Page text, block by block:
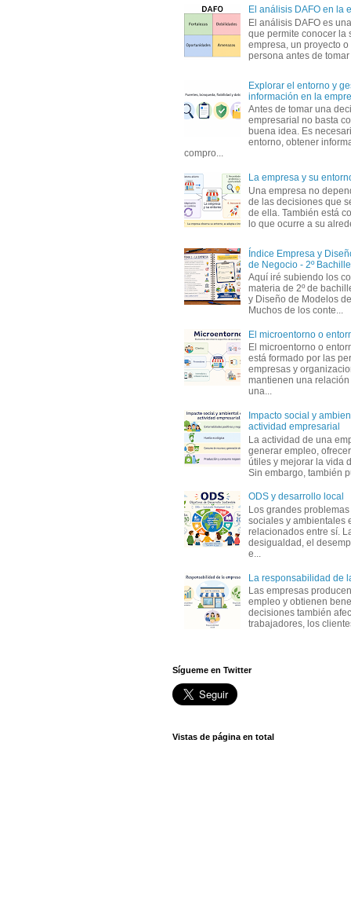
El análisis DAFO en la
El análisis DAFO es
que permite conocer la
empresa, un proyecto
persona antes de
Explorar el entorno y
información en la
Antes de tomar una
empresarial no basta
buena idea. Es
entorno, obtener
compro...
La empresa y su
Una empresa no
de las decisiones que
de ella. También está
lo que ocurre a su
Índice Empresa y
de Negocio - 2º
Aquí iré subiendo los
materia de 2º de
y Diseño de Modelos
Muchos de los conte...
El microentorno o
El microentorno o
está formado por las
empresas y
mantienen una
una...
Impacto social y
actividad empresarial
La actividad de una
generar empleo,
útiles y mejorar la vida
Sin embargo, también
ODS y desarrollo local
Los grandes
sociales y ambientales
relacionados entre sí.
desigualdad, el
e...
La responsabilidad de
Las empresas
empleo y obtienen
decisiones también
trabajadores, los
Sígueme en Twitter
Vistas de página en total